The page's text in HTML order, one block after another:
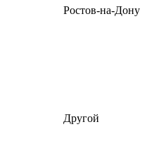
Ростов-на-Дону
Другой